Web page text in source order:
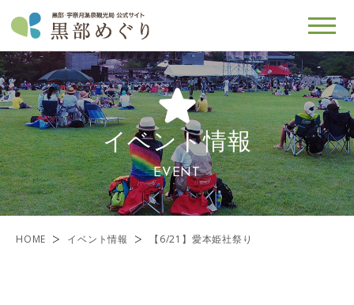
イベント情報
EVENT
HOME イベント情報 【6/21】愛本姫社祭り